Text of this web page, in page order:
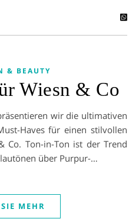
& BEAUTY
Wiesn & Co
Haves für einen stilvollen
Co. Ton-in-Ton ist der Trend
über Purpur-…
MEHR